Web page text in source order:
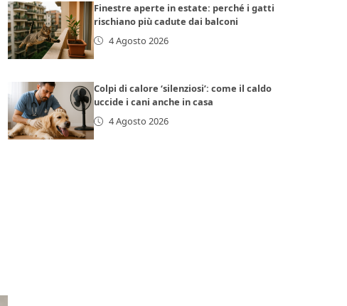
Finestre aperte in estate: perché i gatti
rischiano più cadute dai balconi
4 Agosto 2026
Colpi di calore ‘silenziosi’: come il caldo
uccide i cani anche in casa
4 Agosto 2026